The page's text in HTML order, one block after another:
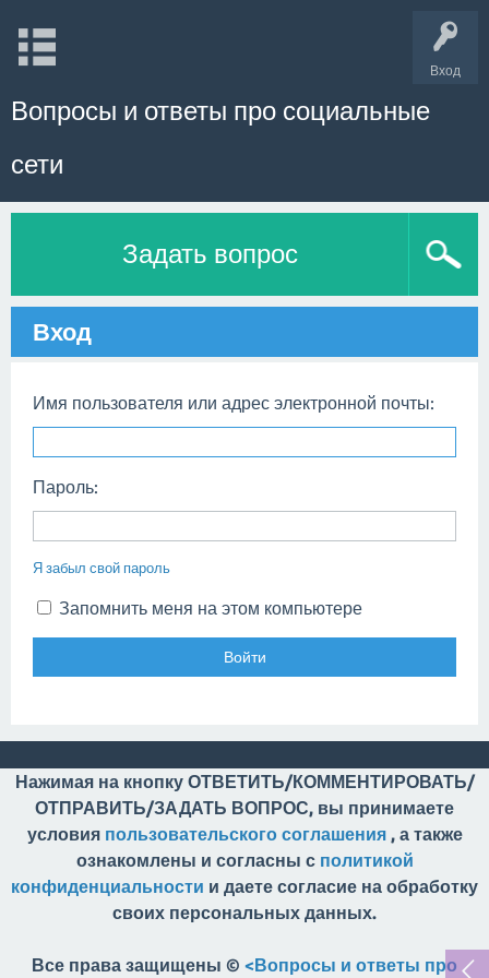
Вход
Вопросы и ответы про социальные
сети
Задать вопрос
Вход
Имя пользователя или адрес электронной почты:
Пароль:
Я забыл свой пароль
Запомнить меня на этом компьютере
Нажимая на кнопку ОТВЕТИТЬ/КОММЕНТИРОВАТЬ/
ОТПРАВИТЬ/ЗАДАТЬ ВОПРОС, вы принимаете
условия пользовательского соглашения, а также
ознакомлены и согласны с политикой
конфиденциальности и даете согласие на обработку
своих персональных данных.
Все права защищены © <Вопросы и ответы про